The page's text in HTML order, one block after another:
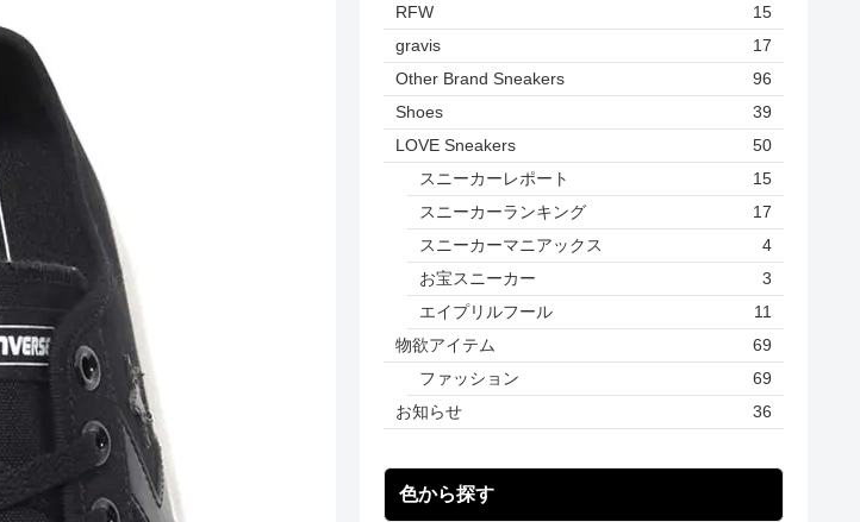
RFW
15
gravis
17
Other Brand Sneakers
96
Shoes
39
LOVE Sneakers
50
スニーカーレポート
15
スニーカーランキング
17
スニーカーマニアックス
4
お宝スニーカー
3
エイプリルフール
11
物欲アイテム
69
ファッション
69
お知らせ
36
色から探す